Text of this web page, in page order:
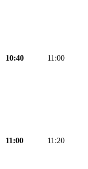
10:40 11:00
11:00 11:20